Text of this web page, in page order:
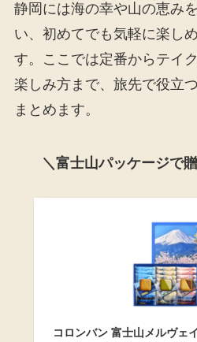
静岡には海の幸や山の恵み
い、初めてでも気軽に楽し
す。ここでは定番からテイ
楽しみ方まで、旅先で役立
まとめます。
＼富士山パッケージで
コロンバン 富士山メルヴェ